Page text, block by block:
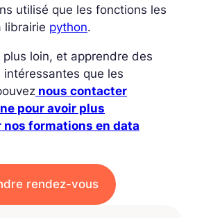
utilisé que les fonctions les
librairie python.
loin, et apprendre des
que les
nous contacter
pour avoir plus
nos formations en data
rendez-vous